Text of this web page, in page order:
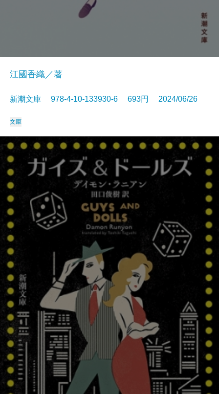
江國香織／著
新潮文庫 978-4-10-133930-6 693円 2024/06/26
文庫